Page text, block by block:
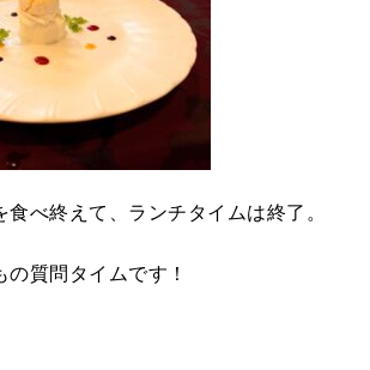
食べ終えて、ランチタイムは終了。
質問タイムです！